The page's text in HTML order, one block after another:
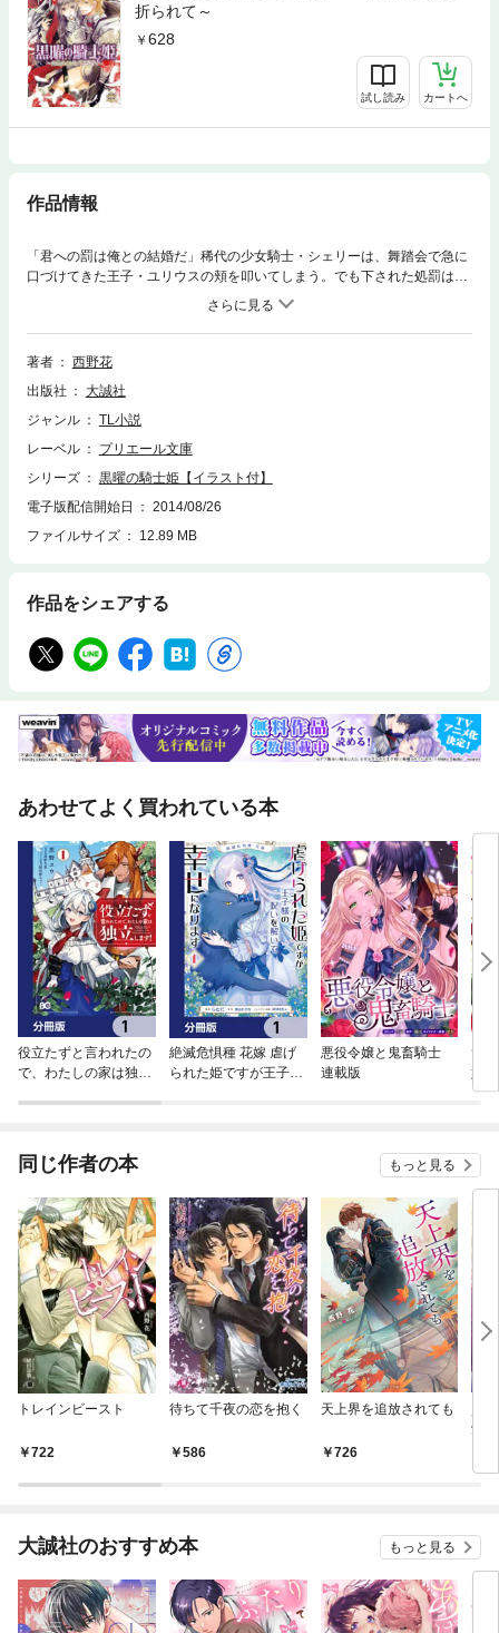
折られて～
628
試し読み カートへ
作品情報
「君への罰は俺との結婚だ」稀代の少女騎士・シェリーは、舞踏会で急に
口づけてきた王子・ユリウスの頬を叩いてしまう。でも下された処罰は意
外なもので！？ 有無を言わせず王宮に召し上げられ、夜毎の褥で甘く激
しい愉悦を教え込まれるシェリー。――私、こんなに淫らな身体だった
の？自分の変化に戸惑いつつ、意地悪で優しいユリウスに身も心も蕩かさ
れ惹かれる気持ちを抑えられない。だけどある人物が、彼がシェリーと結
著者
西野花
出版社
大誠社
ジャンル
TL小説
レーベル
プリエール文庫
シリーズ
黒曜の騎士姫【イラスト付】
電子版配信開始日
2014/08/26
ファイルサイズ
12.89 MB
作品をシェアする
あわせてよく買われている本
役立たずと言われたの
で、わたしの家は独立
絶滅危惧種 花嫁 虐げ
られた姫ですが王子様
悪役令嬢と鬼畜騎士
連載版
ず
婚
（
同じ作者の本 もっと見る
トレインビースト
722
待ちて千夜の恋を抱く
586
天上界を追放されても
726
愛
大誠社のおすすめ本 もっと見る